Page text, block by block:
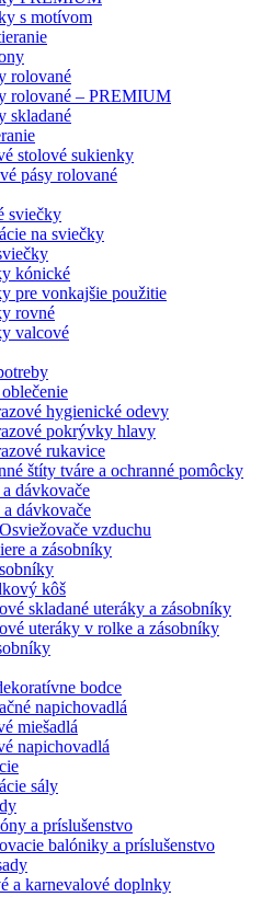
s motívom
rolované
rolované – PREMIUM
skladané
stolové sukienky
pásy rolované
sviečky
na sviečky
kónické
pre vonkajšie použitie
rovné
valcové
hygienické odevy
pokrývky hlavy
rukavice
štíty tváre a ochranné pomôcky
dávkovače
dávkovače
Osviežovače vzduchu
a zásobníky
kôš
skladané uteráky a zásobníky
uteráky v rolke a zásobníky
bodce
napichovadlá
miešadlá
napichovadlá
sály
a príslušenstvo
balóniky a príslušenstvo
a karnevalové doplnky